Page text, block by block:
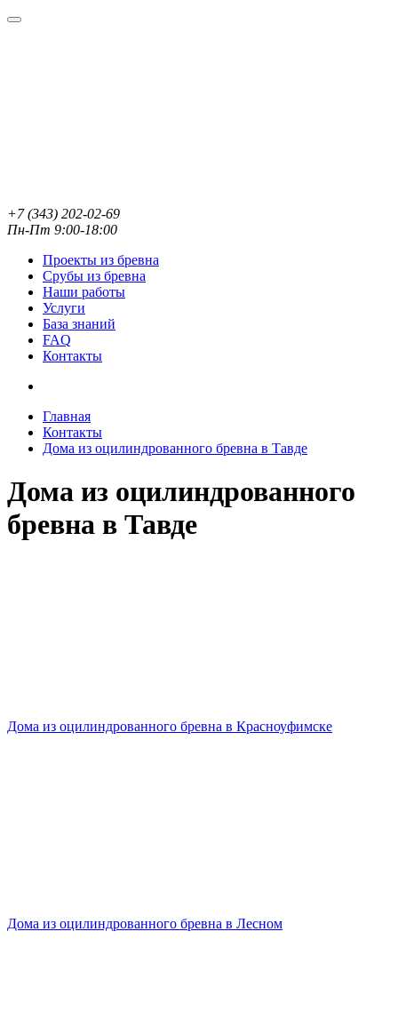
+7 (343) 202-02-69
Пн-Пт 9:00-18:00
Проекты из бревна
Срубы из бревна
Наши работы
Услуги
База знаний
FAQ
Контакты
Главная
Контакты
Дома из оцилиндрованного бревна в Тавде
Дома из оцилиндрованного
бревна в Тавде
Дома из оцилиндрованного бревна в Красноуфимске
Дома из оцилиндрованного бревна в Лесном